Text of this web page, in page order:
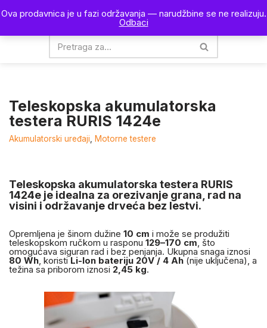
Ova prodavnica je u fazi održavanja — narudžbine se ne realizuju.
Odbaci
na
0
Teleskopska akumulatorska
testera RURIS 1424e
Akumulatorski uređaji, Motorne testere
Teleskopska akumulatorska testera RURIS
1424e je idealna za orezivanje grana, rad na
visini i održavanje drveća bez lestvi.
Opremljena je šinom dužine 10 cm i može se produžiti
teleskopskom ručkom u rasponu 129–170 cm, što
omogućava siguran rad i bez penjanja. Ukupna snaga iznosi
80 Wh, koristi Li-Ion bateriju 20V / 4 Ah (nije uključena), a
težina sa priborom iznosi 2,45 kg.